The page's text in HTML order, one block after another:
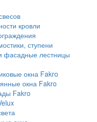
кровли
ступени
фасадные лестницы
окна Fakro
окна Fakro
Fakro